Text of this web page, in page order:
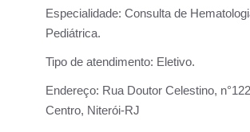
Especialidade: Consulta de
Pediátrica.
Tipo de atendimento: Eletivo.
Endereço: Rua Doutor Celestino,
Centro, Niterói-RJ